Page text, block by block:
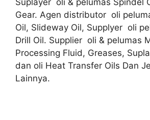
Suplayer oli & pelumas Spindel
Gear. Agen distributor oli
Oil, Slideway Oil, Supplyer oli
Drill Oil. Supplier oli & pelumas
Processing Fluid, Greases,
dan oli Heat Transfer Oils Dan
Lainnya.